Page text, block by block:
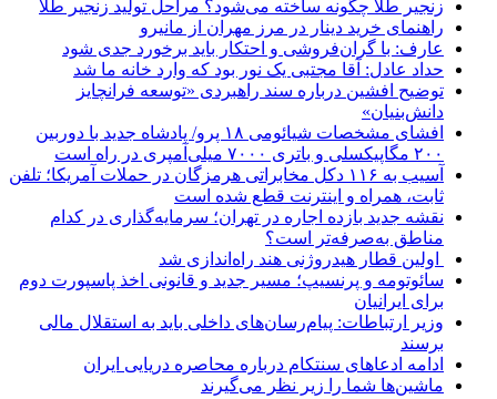
زنجیر طلا چگونه ساخته می‌شود؟ مراحل تولید زنجیر طلا
راهنمای خرید دینار در مرز مهران از مانیرو
عارف: با گران‌فروشی و احتکار باید برخورد جدی شود
حداد عادل: آقا مجتبی یک نور بود که وارد خانه ما شد
توضیح افشین درباره سند راهبردی «توسعه فرانچایز
دانش‌بنیان»
افشای مشخصات شیائومی ۱۸ پرو/ پادشاه جدید با دوربین
۲۰۰ مگاپیکسلی و باتری ۷۰۰۰ میلی‌آمپری در راه است
آسیب به ۱۱۶ دکل مخابراتی هرمزگان در حملات آمریکا؛ تلفن
ثابت، همراه و اینترنت ‌قطع شده است
نقشه جدید بازده اجاره در تهران؛ سرمایه‌گذاری در کدام
مناطق به‌صرفه‌تر است؟
اولین قطار هیدروژنی هند راه‌اندازی شد
سائوتومه و پرنسیپ؛ مسیر جدید و قانونی اخذ پاسپورت دوم
برای ایرانیان
وزیر ارتباطات: پیام‌رسان‌های داخلی باید به استقلال مالی
برسند
ادامه ادعاهای سنتکام درباره محاصره دریایی ایران
ماشین‌ها شما را زیر نظر می‌گیرند